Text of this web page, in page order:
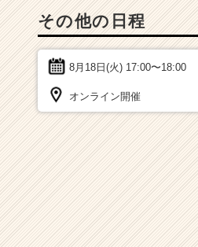
その他の日程
8月18日(火) 17:00〜18:00
オンライン開催